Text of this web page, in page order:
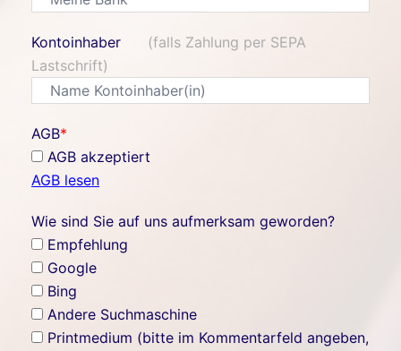
Kontoinhaber (falls Zahlung per SEPA
Lastschrift)
AGB*
AGB akzeptiert
AGB lesen
Wie sind Sie auf uns aufmerksam geworden?
Empfehlung
Google
Bing
Andere Suchmaschine
Printmedium (bitte im Kommentarfeld angeben,